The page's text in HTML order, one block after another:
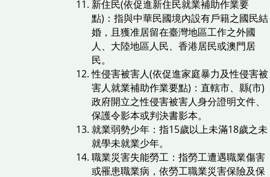
新住民(依促進新住民就業補助作業要
點)：指與中華民國境內設有戶籍之國民結
婚，且獲准居留在臺灣地區工作之外國
人、大陸地區人民、香港居民或澳門居
民。
性侵害被害人(依促進家庭暴力及性侵害被
害人就業補助作業要點)：直轄市、縣(市)
政府開立之性侵害被害人身分證明文件、
保護令影本或判決書影本。
就業弱勢少年：指15歲以上未滿18歲之未
就學未就業少年。
職業災害失能勞工：指勞工遭遇職業傷害
或罹患職業病，依勞工職業災害保險及保